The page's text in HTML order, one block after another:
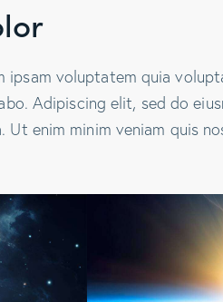
ipsam voluptatem quia
Adipiscing elit, sed do
Ut enim minim veniam quis